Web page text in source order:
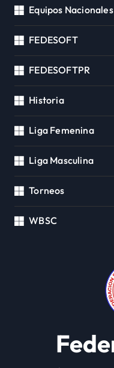
Equipos Nacionales
FEDESOFT
FEDESOFTPR
Historia
Liga Femenina
Liga Masculina
Torneos
WBSC